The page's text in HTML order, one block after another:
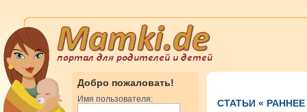
Добро пожаловать!
Имя пользователя: СТАТЬИ «